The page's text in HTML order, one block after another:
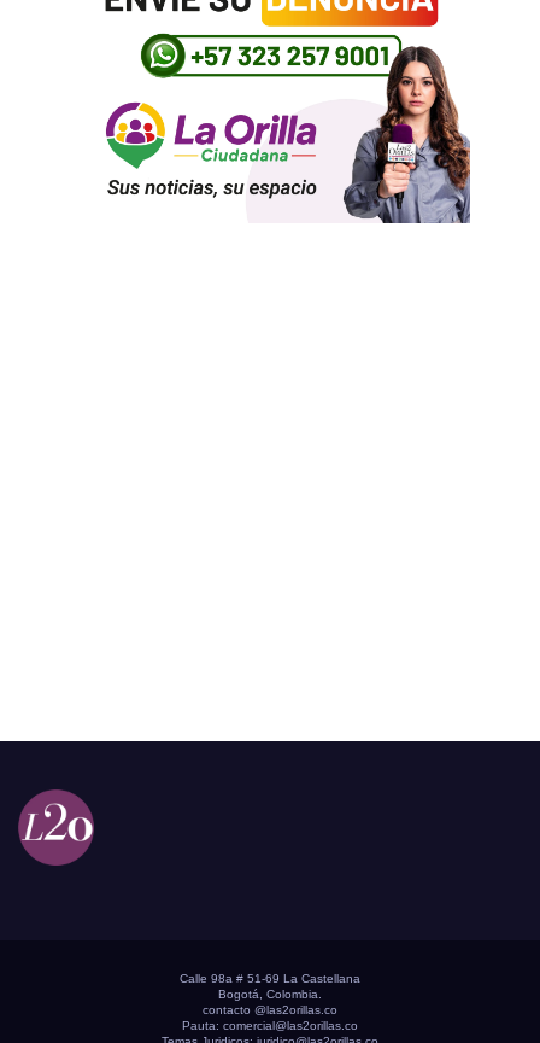
Calle 98a # 51-69 La Castellana
Bogotá, Colombia.
contacto @las2orillas.co
Pauta: comercial@las2orillas.co